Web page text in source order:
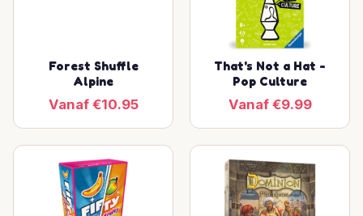
Forest Shuffle
Alpine
Vanaf €10.95
That's Not a Hat -
Pop Culture
Vanaf €9.99